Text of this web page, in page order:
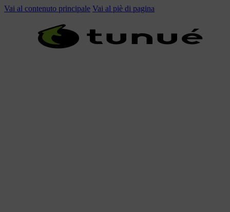
Vai al contenuto principale Vai al piè di pagina